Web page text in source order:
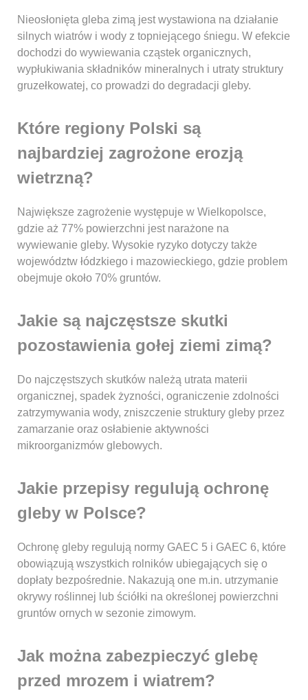
Nieosłonięta gleba zimą jest wystawiona na działanie
silnych wiatrów i wody z topniejącego śniegu. W efekcie
dochodzi do wywiewania cząstek organicznych,
wypłukiwania składników mineralnych i utraty struktury
gruzełkowatej, co prowadzi do degradacji gleby.
Które regiony Polski są
najbardziej zagrożone erozją
wietrzną?
Największe zagrożenie występuje w Wielkopolsce,
gdzie aż 77% powierzchni jest narażone na
wywiewanie gleby. Wysokie ryzyko dotyczy także
województw łódzkiego i mazowieckiego, gdzie problem
obejmuje około 70% gruntów.
Jakie są najczęstsze skutki
pozostawienia gołej ziemi zimą?
Do najczęstszych skutków należą utrata materii
organicznej, spadek żyzności, ograniczenie zdolności
zatrzymywania wody, zniszczenie struktury gleby przez
zamarzanie oraz osłabienie aktywności
mikroorganizmów glebowych.
Jakie przepisy regulują ochronę
gleby w Polsce?
Ochronę gleby regulują normy GAEC 5 i GAEC 6, które
obowiązują wszystkich rolników ubiegających się o
dopłaty bezpośrednie. Nakazują one m.in. utrzymanie
okrywy roślinnej lub ściółki na określonej powierzchni
gruntów ornych w sezonie zimowym.
Jak można zabezpieczyć glebę
przed mrozem i wiatrem?